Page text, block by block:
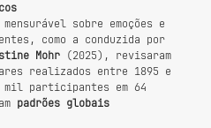
sobre emoções e
como a conduzida por
Mohr (2025), revisaram
realizados entre 1895 e
mil participantes em 64
padrões globais